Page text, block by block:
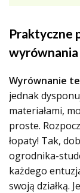
Praktyczne
Wyrównanie
jednak
materiałami,
proste.
łopaty! Tak,
ogrodnika-
każdego
swoją działką.